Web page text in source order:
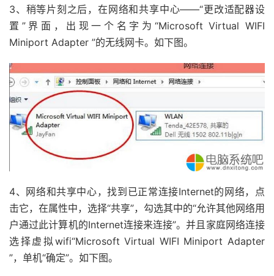
3、稍等片刻之后，在网络和共享中心——“更改适配器设
置”界面，出现一个名字为“Microsoft Virtual WIFI
Miniport Adapter ”的无线网卡。如下图。
4、网络和共享中心，找到已正常连接Internet的网络，点
击它，在属性中，选择“共享”，勾选其中的“允许其他网络用
户通过此计算机的Internet连接来连接”。并且家庭网络连接
选择虚拟wifi“Microsoft Virtual WIFI Miniport Adapter
”，单机“确定”。如下图。